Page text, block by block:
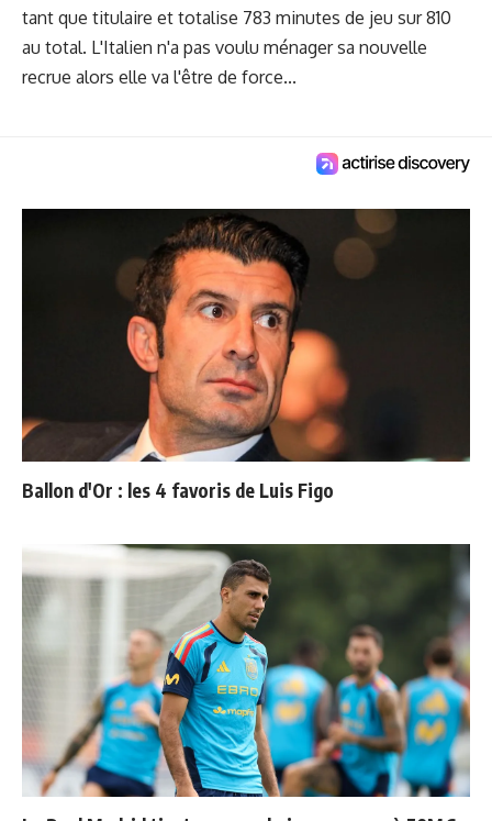
tant que titulaire et totalise 783 minutes de jeu sur 810
au total. L'Italien n'a pas voulu ménager sa nouvelle
recrue alors elle va l'être de force...
Ballon d'Or : les 4 favoris de Luis Figo